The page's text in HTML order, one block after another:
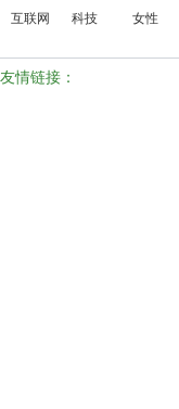
互联网
科技 女性
友情链接：